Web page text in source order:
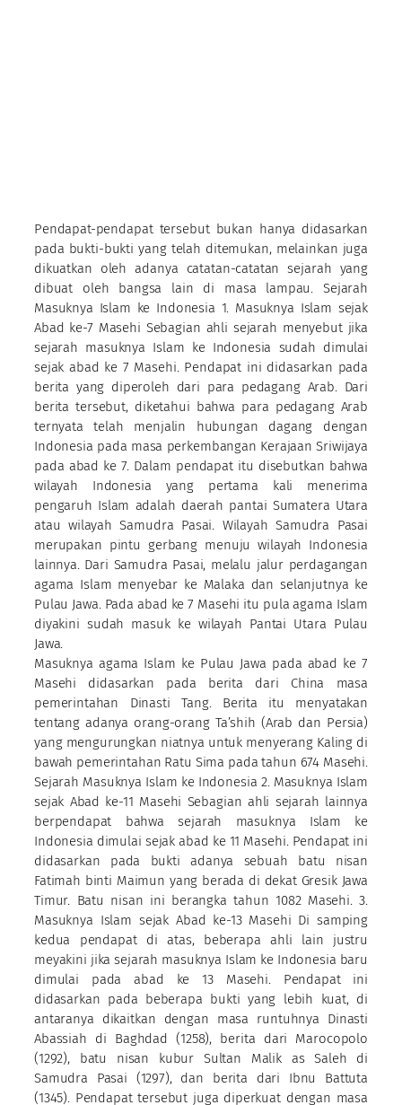
Pendapat-pendapat tersebut bukan hanya didasarkan
pada bukti-bukti yang telah ditemukan, melainkan juga
dikuatkan oleh adanya catatan-catatan sejarah yang
dibuat oleh bangsa lain di masa lampau. Sejarah
Masuknya Islam ke Indonesia 1. Masuknya Islam sejak
Abad ke-7 Masehi Sebagian ahli sejarah menyebut jika
sejarah masuknya Islam ke Indonesia sudah dimulai
sejak abad ke 7 Masehi. Pendapat ini didasarkan pada
berita yang diperoleh dari para pedagang Arab. Dari
berita tersebut, diketahui bahwa para pedagang Arab
ternyata telah menjalin hubungan dagang dengan
Indonesia pada masa perkembangan Kerajaan Sriwijaya
pada abad ke 7. Dalam pendapat itu disebutkan bahwa
wilayah Indonesia yang pertama kali menerima
pengaruh Islam adalah daerah pantai Sumatera Utara
atau wilayah Samudra Pasai. Wilayah Samudra Pasai
merupakan pintu gerbang menuju wilayah Indonesia
lainnya. Dari Samudra Pasai, melalu jalur perdagangan
agama Islam menyebar ke Malaka dan selanjutnya ke
Pulau Jawa. Pada abad ke 7 Masehi itu pula agama Islam
diyakini sudah masuk ke wilayah Pantai Utara Pulau
Jawa.
Masuknya agama Islam ke Pulau Jawa pada abad ke 7
Masehi didasarkan pada berita dari China masa
pemerintahan Dinasti Tang. Berita itu menyatakan
tentang adanya orang-orang Ta’shih (Arab dan Persia)
yang mengurungkan niatnya untuk menyerang Kaling di
bawah pemerintahan Ratu Sima pada tahun 674 Masehi.
Sejarah Masuknya Islam ke Indonesia 2. Masuknya Islam
sejak Abad ke-11 Masehi Sebagian ahli sejarah lainnya
berpendapat bahwa sejarah masuknya Islam ke
Indonesia dimulai sejak abad ke 11 Masehi. Pendapat ini
didasarkan pada bukti adanya sebuah batu nisan
Fatimah binti Maimun yang berada di dekat Gresik Jawa
Timur. Batu nisan ini berangka tahun 1082 Masehi. 3.
Masuknya Islam sejak Abad ke-13 Masehi Di samping
kedua pendapat di atas, beberapa ahli lain justru
meyakini jika sejarah masuknya Islam ke Indonesia baru
dimulai pada abad ke 13 Masehi. Pendapat ini
didasarkan pada beberapa bukti yang lebih kuat, di
antaranya dikaitkan dengan masa runtuhnya Dinasti
Abassiah di Baghdad (1258), berita dari Marocopolo
(1292), batu nisan kubur Sultan Malik as Saleh di
Samudra Pasai (1297), dan berita dari Ibnu Battuta
(1345). Pendapat tersebut juga diperkuat dengan masa